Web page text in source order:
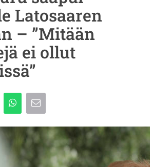
Latosaaren
– ”Mitään
ei ollut